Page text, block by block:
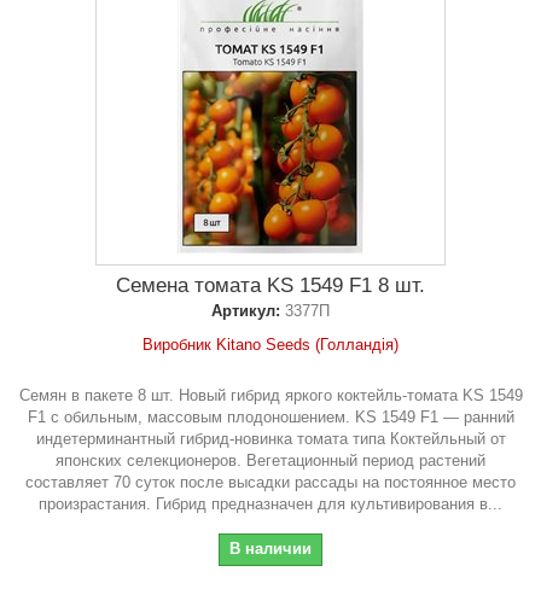
Семена томата KS 1549 F1 8 шт.
Артикул: 3377П
Виробник Kitano Seeds (Голландія)
Семян в пакете 8 шт. Новый гибрид яркого коктейль-томата KS 1549
F1 с обильным, массовым плодоношением. KS 1549 F1 — ранний
индетерминантный гибрид-новинка томата типа Коктейльный от
японских селекционеров. Вегетационный период растений
составляет 70 суток после высадки рассады на постоянное место
произрастания. Гибрид предназначен для культивирования в...
В наличии